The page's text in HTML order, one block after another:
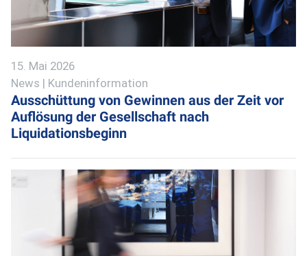
15. Mai 2026
News | Kundeninformation
Ausschüttung von Gewinnen aus der Zeit vor
Auflösung der Gesellschaft nach
Liquidationsbeginn